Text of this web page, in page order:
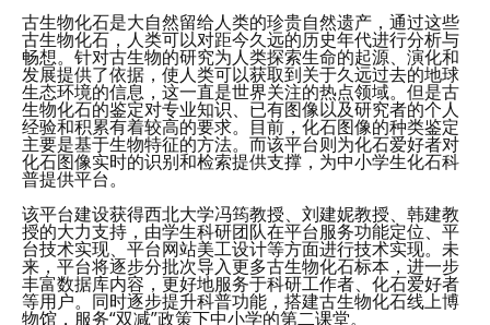
古生物化石是大自然留给人类的珍贵自然遗产，通过这些
古生物化石，人类可以对距今久远的历史年代进行分析与
畅想。针对古生物的研究为人类探索生命的起源、演化和
发展提供了依据，使人类可以获取到关于久远过去的地球
生态环境的信息，这一直是世界关注的热点领域。但是古
生物化石的鉴定对专业知识、已有图像以及研究者的个人
经验和积累有着较高的要求。目前，化石图像的种类鉴定
主要是基于生物特征的方法。而该平台则为化石爱好者对
化石图像实时的识别和检索提供支撑，为中小学生化石科
普提供平台。
该平台建设获得西北大学冯筠教授、刘建妮教授、韩建教
授的大力支持，由学生科研团队在平台服务功能定位、平
台技术实现、平台网站美工设计等方面进行技术实现。未
来，平台将逐步分批次导入更多古生物化石标本，进一步
丰富数据库内容，更好地服务于科研工作者、化石爱好者
等用户。同时逐步提升科普功能，搭建古生物化石线上博
物馆，服务“双减”政策下中小学的第二课堂。